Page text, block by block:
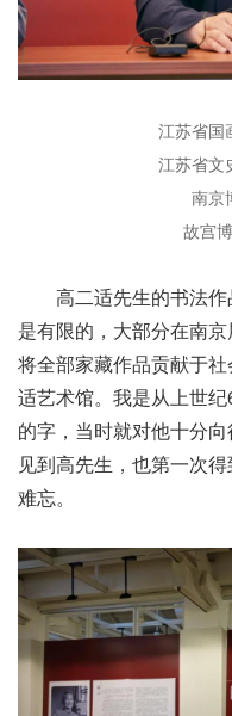
江苏省国
江苏省文
南京
故宫
高二适先生的书法作
是有限的，大部分在南
将全部家藏作品贡献于
适艺术馆。我是从上世
的字，当时就对他十分
见到高先生，也第一次
难忘。